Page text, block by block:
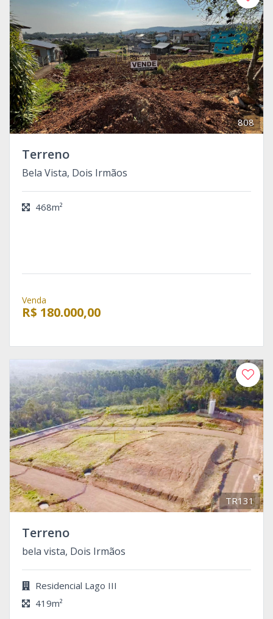
808
Terreno
Bela Vista, Dois Irmãos
468m²
Venda
R$ 180.000,00
TR131
Terreno
bela vista, Dois Irmãos
Residencial Lago III
419m²